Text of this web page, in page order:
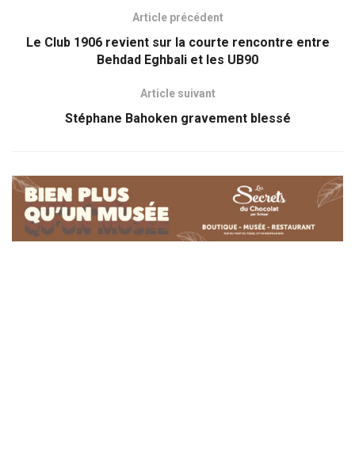
Article précédent
Le Club 1906 revient sur la courte rencontre entre
Behdad Eghbali et les UB90
Article suivant
Stéphane Bahoken gravement blessé